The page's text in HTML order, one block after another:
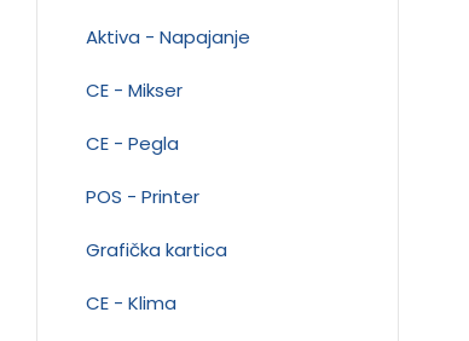
Aktiva - Napajanje
CE - Mikser
CE - Pegla
POS - Printer
Grafička kartica
CE - Klima